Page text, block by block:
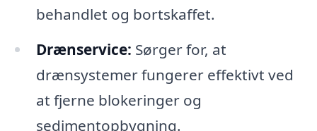
behandlet og bortskaffet.
Drænservice: Sørger for, at
drænsystemer fungerer effektivt ved
at fjerne blokeringer og
sedimentopbygning.